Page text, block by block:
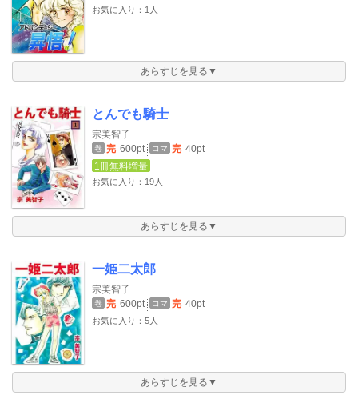
お気に入り：1人
あらすじを見る▼
とんでも騎士
宗美智子
巻 完 600pt コマ 完 40pt
1冊無料増量
お気に入り：19人
あらすじを見る▼
一姫二太郎
宗美智子
巻 完 600pt コマ 完 40pt
お気に入り：5人
あらすじを見る▼